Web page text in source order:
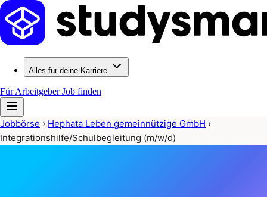
Alles für deine Karriere
Für ArbeitgeberJob finden
Jobbörse › Hephata Leben gemeinnützige GmbH ›
Integrationshilfe/Schulbegleitung (m/w/d)